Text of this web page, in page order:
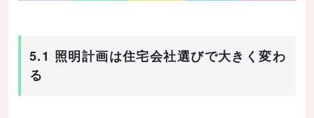
5.1 照明計画は住宅会社選びで大きく変わ
る